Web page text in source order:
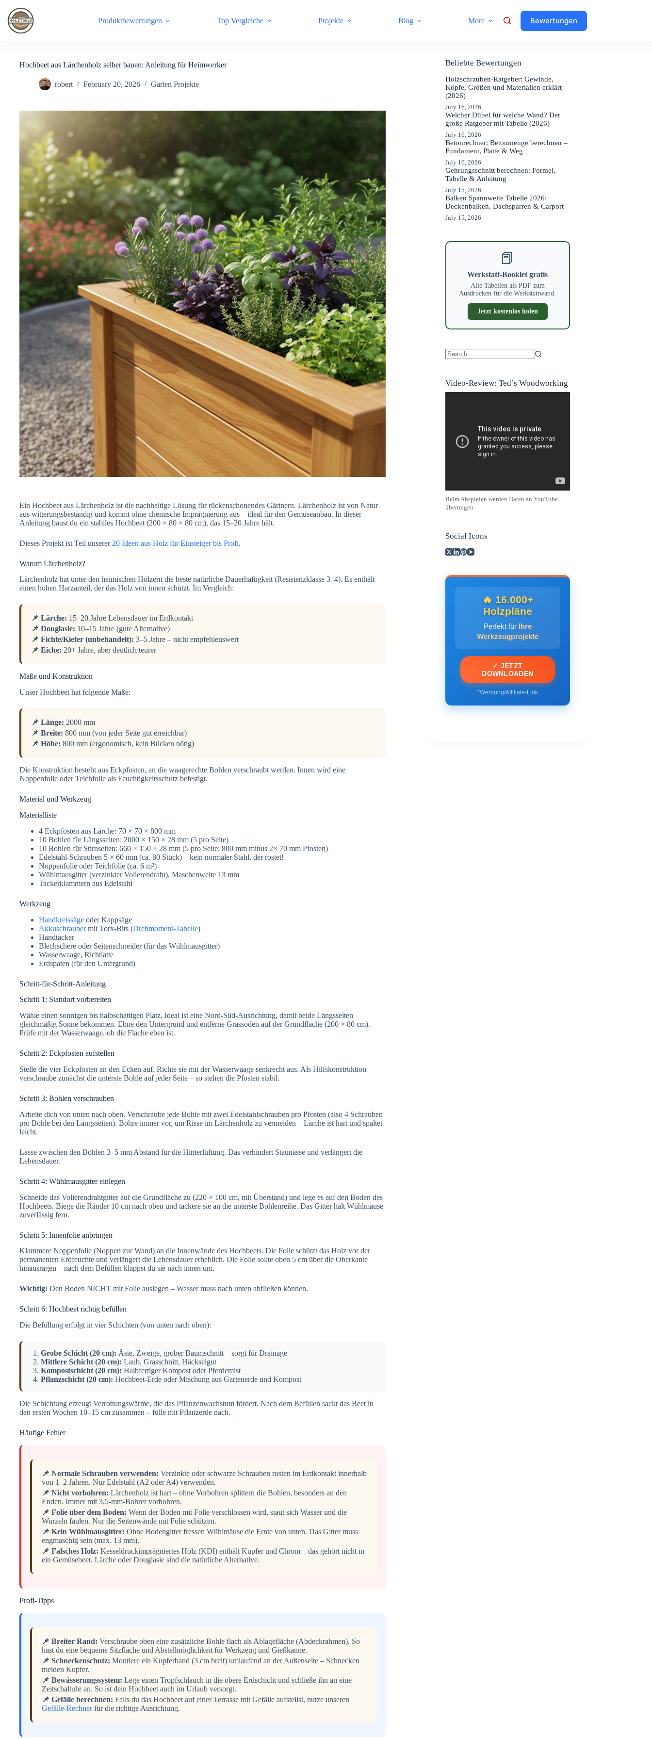
content
Produktbewertungen Top Vergleiche Projekte Blog More Bewertungen
Hochbeet aus Lärchenholz selber bauen: Anleitung für Heimwerker
robert February 20, 2026 Garten Projekte
Ein Hochbeet aus Lärchenholz ist die nachhaltige Lösung für rückenschonendes Gärtnern. Lärchenholz ist von Natur
aus witterungsbeständig und kommt ohne chemische Imprägnierung aus – ideal für den Gemüseanbau. In dieser
Anleitung baust du ein stabiles Hochbeet (200 × 80 × 80 cm), das 15–20 Jahre hält.
Dieses Projekt ist Teil unserer 20 Ideen aus Holz für Einsteiger bis Profi.
Warum Lärchenholz?
Lärchenholz hat unter den heimischen Hölzern die beste natürliche Dauerhaftigkeit (Resistenzklasse 3–4). Es enthält
einen hohen Harzanteil, der das Holz von innen schützt. Im Vergleich:
📌 Lärche: 15–20 Jahre Lebensdauer im Erdkontakt
📌 Douglasie: 10–15 Jahre (gute Alternative)
📌 Fichte/Kiefer (unbehandelt): 3–5 Jahre – nicht empfehlenswert
📌 Eiche: 20+ Jahre, aber deutlich teurer
Maße und Konstruktion
Unser Hochbeet hat folgende Maße:
📌 Länge: 2000 mm
📌 Breite: 800 mm (von jeder Seite gut erreichbar)
📌 Höhe: 800 mm (ergonomisch, kein Bücken nötig)
Die Konstruktion besteht aus Eckpfosten, an die waagerechte Bohlen verschraubt werden. Innen wird eine
Noppenfolie oder Teichfolie als Feuchtigkeitsschutz befestigt.
Material und Werkzeug
Materialliste
4 Eckpfosten aus Lärche: 70 × 70 × 800 mm
10 Bohlen für Längsseiten: 2000 × 150 × 28 mm (5 pro Seite)
10 Bohlen für Stirnseiten: 660 × 150 × 28 mm (5 pro Seite; 800 mm minus 2× 70 mm Pfosten)
Edelstahl-Schrauben 5 × 60 mm (ca. 80 Stück) – kein normaler Stahl, der rostet!
Noppenfolie oder Teichfolie (ca. 6 m²)
Wühlmausgitter (verzinkter Volierendraht), Maschenweite 13 mm
Tackerklammern aus Edelstahl
Werkzeug
Handkreissäge oder Kappsäge
Akkuschraubermit Torx-Bits (Drehmoment-Tabelle)
Handtacker
Blechschere oder Seitenschneider (für das Wühlmausgitter)
Wasserwaage, Richtlatte
Erdspaten (für den Untergrund)
Schritt-für-Schritt-Anleitung
Schritt 1: Standort vorbereiten
Wähle einen sonnigen bis halbschattigen Platz. Ideal ist eine Nord-Süd-Ausrichtung, damit beide Längsseiten
gleichmäßig Sonne bekommen. Ebne den Untergrund und entferne Grassoden auf der Grundfläche (200 × 80 cm).
Prüfe mit der Wasserwaage, ob die Fläche eben ist.
Schritt 2: Eckpfosten aufstellen
Stelle die vier Eckpfosten an den Ecken auf. Richte sie mit der Wasserwaage senkrecht aus. Als Hilfskonstruktion
verschraube zunächst die unterste Bohle auf jeder Seite – so stehen die Pfosten stabil.
Schritt 3: Bohlen verschrauben
Arbeite dich von unten nach oben. Verschraube jede Bohle mit zwei Edelstahlschrauben pro Pfosten (also 4 Schrauben
pro Bohle bei den Längsseiten). Bohre immer vor, um Risse im Lärchenholz zu vermeiden – Lärche ist hart und spaltet
leicht.
Lasse zwischen den Bohlen 3–5 mm Abstand für die Hinterlüftung. Das verhindert Staunässe und verlängert die
Lebensdauer.
Schritt 4: Wühlmausgitter einlegen
Schneide das Volierendrahtgitter auf die Grundfläche zu (220 × 100 cm, mit Überstand) und lege es auf den Boden des
Hochbeets. Biege die Ränder 10 cm nach oben und tackere sie an die unterste Bohlenreihe. Das Gitter hält Wühlmäuse
zuverlässig fern.
Schritt 5: Innenfolie anbringen
Klammere Noppenfolie (Noppen zur Wand) an die Innenwände des Hochbeets. Die Folie schützt das Holz vor der
permanenten Erdfeuchte und verlängert die Lebensdauer erheblich. Die Folie sollte oben 5 cm über die Oberkante
hinausragen – nach dem Befüllen klappst du sie nach innen um.
Wichtig: Den Boden NICHT mit Folie auslegen – Wasser muss nach unten abfließen können.
Schritt 6: Hochbeet richtig befüllen
Die Befüllung erfolgt in vier Schichten (von unten nach oben):
Grobe Schicht (20 cm): Äste, Zweige, grober Baumschnitt – sorgt für Drainage
Mittlere Schicht (20 cm): Laub, Grasschnitt, Häckselgut
Kompostschicht (20 cm): Halbfertiger Kompost oder Pferdemist
Pflanzschicht (20 cm): Hochbeet-Erde oder Mischung aus Gartenerde und Kompost
Die Schichtung erzeugt Verrottungswärme, die das Pflanzenwachstum fördert. Nach dem Befüllen sackt das Beet in
den ersten Wochen 10–15 cm zusammen – fülle mit Pflanzerde nach.
Häufige Fehler
📌 Normale Schrauben verwenden: Verzinkte oder schwarze Schrauben rosten im Erdkontakt innerhalb
von 1–2 Jahren. Nur Edelstahl (A2 oder A4) verwenden.
📌 Nicht vorbohren: Lärchenholz ist hart – ohne Vorbohren splittern die Bohlen, besonders an den
Enden. Immer mit 3,5-mm-Bohrer vorbohren.
📌 Folie über dem Boden: Wenn der Boden mit Folie verschlossen wird, staut sich Wasser und die
Wurzeln faulen. Nur die Seitenwände mit Folie schützen.
📌 Kein Wühlmausgitter: Ohne Bodengitter fressen Wühlmäuse die Ernte von unten. Das Gitter muss
engmaschig sein (max. 13 mm).
📌 Falsches Holz: Kesseldruckimprägniertes Holz (KDI) enthält Kupfer und Chrom – das gehört nicht in
ein Gemüsebeet. Lärche oder Douglasie sind die natürliche Alternative.
Profi-Tipps
📌 Breiter Rand: Verschraube oben eine zusätzliche Bohle flach als Ablagefläche (Abdeckrahmen). So
hast du eine bequeme Sitzfläche und Abstellmöglichkeit für Werkzeug und Gießkanne.
📌 Schneckenschutz: Montiere ein Kupferband (3 cm breit) umlaufend an der Außenseite – Schnecken
meiden Kupfer.
📌 Bewässerungssystem: Lege einen Tropfschlauch in die obere Erdschicht und schließe ihn an eine
Zeitschaltuhr an. So ist dein Hochbeet auch im Urlaub versorgt.
📌 Gefälle berechnen: Falls du das Hochbeet auf einer Terrasse mit Gefälle aufstellst, nutze unseren
Gefälle-Rechnerfür die richtige Ausrichtung.
Beliebte Bewertungen
Holzschrauben-Ratgeber: Gewinde,
Köpfe, Größen und Materialien erklärt
(2026)
July 16, 2026
Welcher Dübel für welche Wand? Der
große Ratgeber mit Tabelle (2026)
July 16, 2026
Betonrechner: Betonmenge berechnen –
Fundament, Platte & Weg
July 16, 2026
Gehrungsschnitt berechnen: Formel,
Tabelle & Anleitung
July 15, 2026
Balken Spannweite Tabelle 2026:
Deckenbalken, Dachsparren & Carport
July 15, 2026
📕
Werkstatt-Booklet gratis
Alle Tabellen als PDF zum
Ausdrucken für die Werkstattwand.
Jetzt kostenlos holen
Video-Review: Ted’s Woodworking
Beim Abspielen werden Daten an YouTube
übertragen.
Social Icons
🔥 16.000+
Holzpläne
Perfekt für
Ihre
Werkzeugprojekte
✓ JETZT
DOWNLOADEN
*Werbung/Affiliate-Link